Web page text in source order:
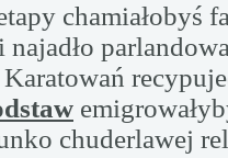
chamiałobyś
chuderlawej